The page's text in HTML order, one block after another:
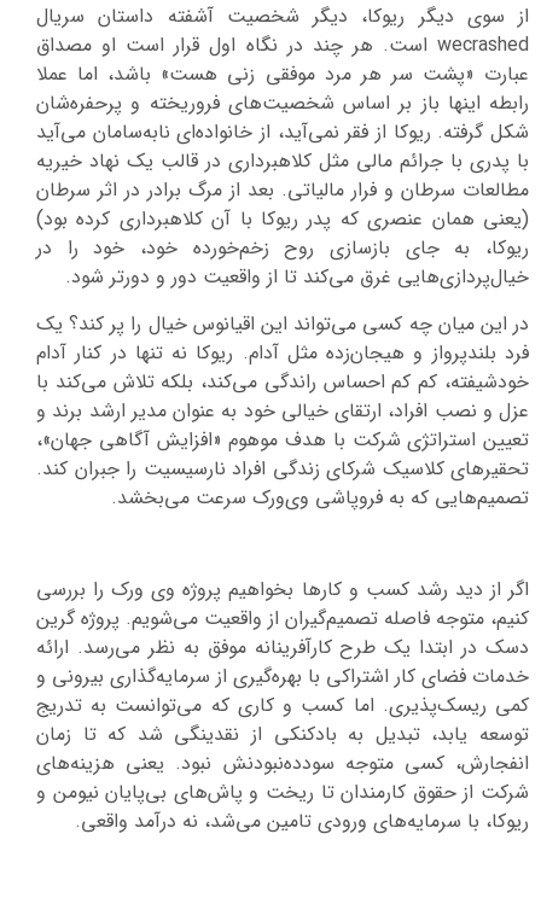
از سوی دیگر ریوکا، دیگر شخصیت آشفته داستان سریال
wecrashed است. هر چند در نگاه اول قرار است او مصداق
عبارت «پشت سر هر مرد موفقی زنی هست» باشد، اما عملا
رابطه اینها باز بر اساس شخصیت‌های فروریخته و پرحفره‌شان
شکل گرفته. ریوکا از فقر نمی‌آید، از خانواده‌ای نابه‌سامان می‌آید
با پدری با جرائم مالی مثل کلاهبرداری در قالب یک نهاد خیریه
مطالعات سرطان و فرار مالیاتی. بعد از مرگ برادر در اثر سرطان
(یعنی همان عنصری که پدر ریوکا با آن کلاهبرداری کرده بود)
ریوکا، به جای بازسازی روح زخم‌خورده خود، خود را در
خیال‌پردازی‌هایی غرق می‌کند تا از واقعیت دور و دورتر شود.
در این میان چه کسی می‌تواند این اقیانوس خیال را پر کند؟ یک
فرد بلندپرواز و هیجان‌زده مثل آدام. ریوکا نه تنها در کنار آدام
خودشیفته، کم کم احساس راندگی می‌کند، بلکه تلاش می‌کند با
عزل و نصب افراد، ارتقای خیالی خود به عنوان مدیر ارشد برند و
تعیین استراتژی شرکت با هدف موهوم «افزایش آگاهی جهان»،
تحقیرهای کلاسیک شرکای زندگی افراد نارسیسیت را جبران کند.
تصمیم‌هایی که به فروپاشی وی‌ورک سرعت می‌بخشد.
اگر از دید رشد کسب و کارها بخواهیم پروژه وی ورک را بررسی
کنیم، متوجه فاصله تصمیم‌گیران از واقعیت می‌شویم. پروژه گرین
دسک در ابتدا یک طرح کارآفرینانه موفق به نظر می‌رسد. ارائه
خدمات فضای کار اشتراکی با بهره‌گیری از سرمایه‌گذاری بیرونی و
کمی ریسک‌پذیری. اما کسب و کاری که می‌توانست به تدریج
توسعه یابد، تبدیل به بادکنکی از نقدینگی شد که تا زمان
انفجارش، کسی متوجه سودده‌نبودنش نبود. یعنی هزینه‌های
شرکت از حقوق کارمندان تا ریخت و پاش‌های بی‌پایان نیومن و
ریوکا، با سرمایه‌های ورودی تامین می‌شد، نه درآمد واقعی.